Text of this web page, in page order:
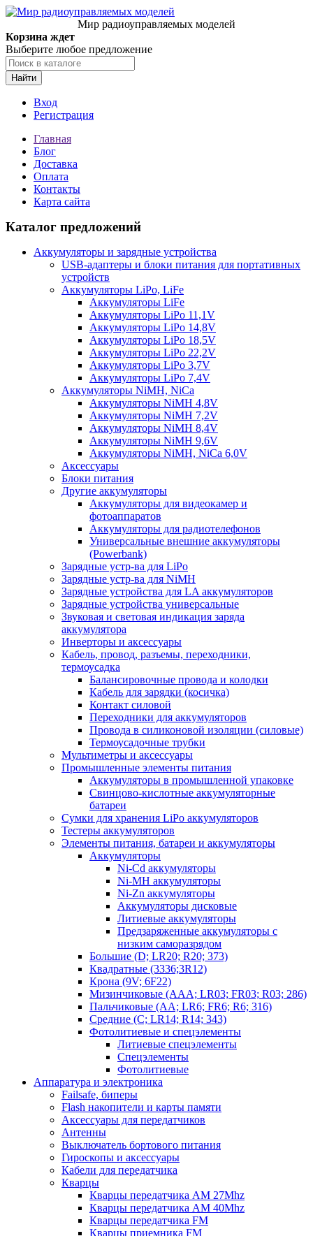
Мир радиоуправляемых моделей
Корзина ждет
Выберите любое предложение
Найти
Вход
Регистрация
Главная
Блог
Доставка
Оплата
Контакты
Карта сайта
Каталог предложений
Аккумуляторы и зарядные устройства
USB-адаптеры и блоки питания для портативных
устройств
Аккумуляторы LiPo, LiFe
Аккумуляторы LiFe
Аккумуляторы LiPo 11,1V
Аккумуляторы LiPo 14,8V
Аккумуляторы LiPo 18,5V
Аккумуляторы LiPo 22,2V
Аккумуляторы LiPo 3,7V
Аккумуляторы LiPo 7,4V
Аккумуляторы NiMH, NiCa
Аккумуляторы NiMH 4,8V
Аккумуляторы NiMH 7,2V
Аккумуляторы NiMH 8,4V
Аккумуляторы NiMH 9,6V
Аккумуляторы NiMH, NiCa 6,0V
Аксессуары
Блоки питания
Другие аккумуляторы
Аккумуляторы для видеокамер и
фотоаппаратов
Аккумуляторы для радиотелефонов
Универсальные внешние аккумуляторы
(Powerbank)
Зарядные устр-ва для LiPo
Зарядные устр-ва для NiMH
Зарядные устройства для LA аккумуляторов
Зарядные устройства универсальные
Звуковая и световая индикация заряда
аккумулятора
Инверторы и аксессуары
Кабель, провод, разъемы, переходники,
термоусадка
Балансировочные провода и колодки
Кабель для зарядки (косичка)
Контакт силовой
Переходники для аккумуляторов
Провода в силиконовой изоляции (силовые)
Термоусадочные трубки
Мультиметры и аксессуары
Промышленные элементы питания
Аккумуляторы в промышленной упаковке
Свинцово-кислотные аккумуляторные
батареи
Сумки для хранения LiPo аккумуляторов
Тестеры аккумуляторов
Элементы питания, батареи и аккумуляторы
Аккумуляторы
Ni-Cd аккумуляторы
Ni-MH аккумуляторы
Ni-Zn аккумуляторы
Аккумуляторы дисковые
Литиевые аккумуляторы
Предзаряженные аккумуляторы с
низким саморазрядом
Большие (D; LR20; R20; 373)
Квадратные (3336;3R12)
Крона (9V; 6F22)
Мизинчиковые (AAA; LR03; FR03; R03; 286)
Пальчиковые (AA; LR6; FR6; R6; 316)
Средние (C; LR14; R14; 343)
Фотолитиевые и спецэлементы
Литиевые спецэлементы
Спецэлементы
Фотолитиевые
Аппаратура и электроника
Failsafe, биперы
Flash накопители и карты памяти
Аксессуары для передатчиков
Антенны
Выключатель бортового питания
Гироскопы и аксессуары
Кабели для передатчика
Кварцы
Кварцы передатчика AM 27Mhz
Кварцы передатчика AM 40Mhz
Кварцы передатчика FM
Кварцы приемника FM